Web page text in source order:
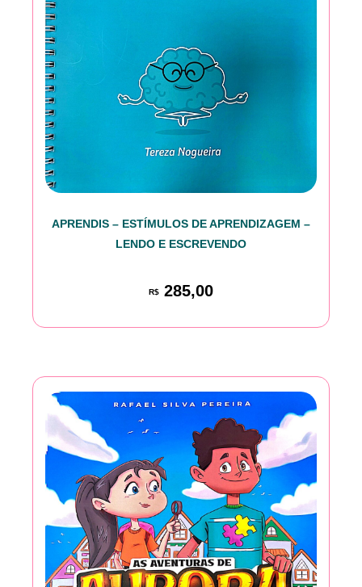
APRENDIS – ESTÍMULOS DE APRENDIZAGEM –
LENDO E ESCREVENDO
R$ 285,00